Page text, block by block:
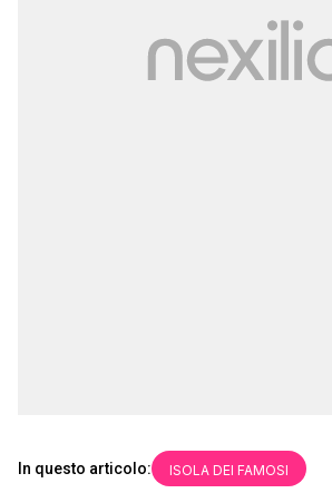
In questo articolo: ISOLA DEI FAMOSI